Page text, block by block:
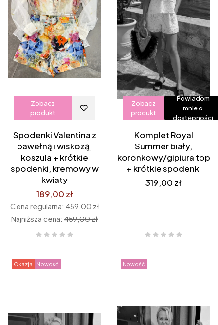
Zobacz
produkt
Spodenki Valentina z
bawełną i wiskozą,
koszula + krótkie
spodenki, kremowy w
kwiaty
189,00 zł
Cena regularna: 459,00 zł
Najniższa cena: 459,00 zł
Zobacz
produkt
Powiadom
mnie o
dostępności
Komplet Royal
Summer biały,
koronkowy/gipiura top
+ krótkie spodenki
Cena
319,00 zł
Okazja Nowość Nowość